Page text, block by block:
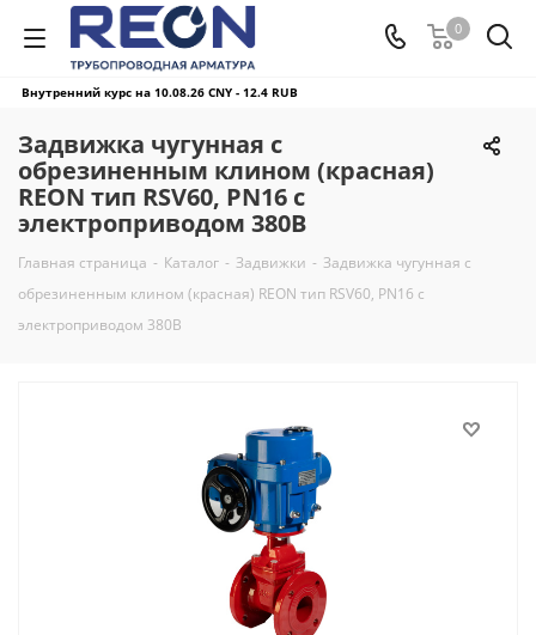
0
Внутренний курс на 10.08.26 CNY - 12.4 RUB
Задвижка чугунная с
обрезиненным клином (красная)
REON тип RSV60, PN16 с
электроприводом 380В
Главная страница - Каталог - Задвижки - Задвижка чугунная с
обрезиненным клином (красная) REON тип RSV60, PN16 с
электроприводом 380В